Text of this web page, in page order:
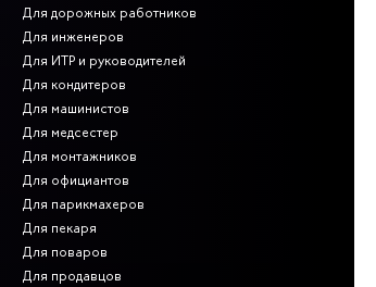
Для дорожных работников
Для инженеров
Для ИТР и руководителей
Для кондитеров
Для машинистов
Для медсестер
Для монтажников
Для официантов
Для парикмахеров
Для пекаря
Для поваров
Для продавцов